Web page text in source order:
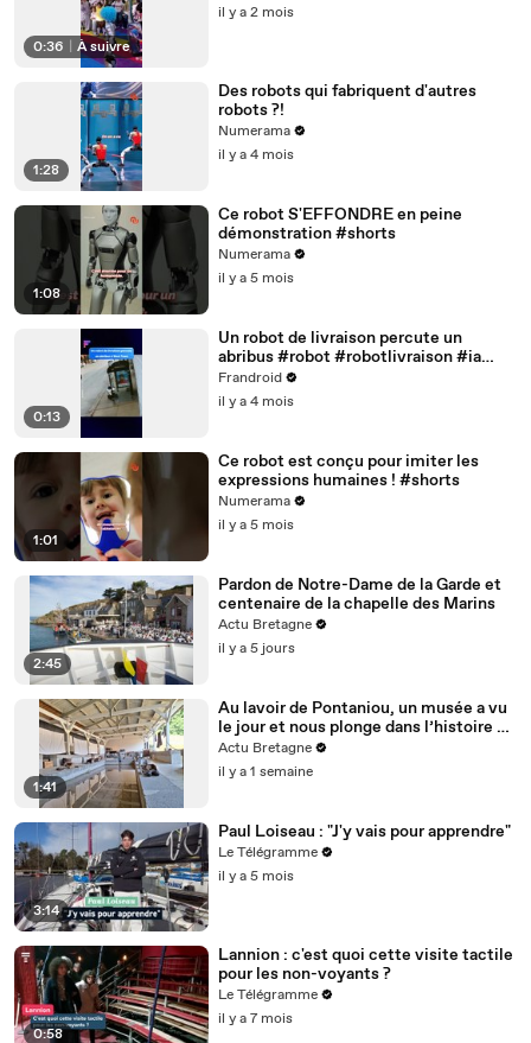
0:36 À suivre
il y a 2 mois
1:28
Des robots qui fabriquent d'autres
robots ?!
Numerama
il y a 4 mois
1:08
Ce robot S'EFFONDRE en peine
démonstration #shorts
Numerama
il y a 5 mois
0:13
Un robot de livraison percute un
abribus #robot #robotlivraison #ia
#shorts
Frandroid
il y a 4 mois
1:01
Ce robot est conçu pour imiter les
expressions humaines ! #shorts
Numerama
il y a 5 mois
2:45
Pardon de Notre-Dame de la Garde et
centenaire de la chapelle des Marins
Actu Bretagne
il y a 5 jours
1:41
Au lavoir de Pontaniou, un musée a vu
le jour et nous plonge dans l’histoire de
Brest
Actu Bretagne
il y a 1 semaine
3:14
Paul Loiseau : "J'y vais pour apprendre"
Le Télégramme
il y a 5 mois
0:58
Lannion : c'est quoi cette visite tactile
pour les non-voyants ?
Le Télégramme
il y a 7 mois